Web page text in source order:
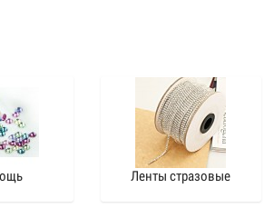
Ленты стразовые